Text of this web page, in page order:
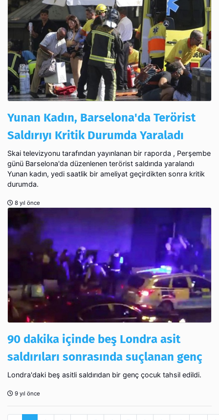
Yunan Kadın, Barselona'da Terörist
Saldırıyı Kritik Durumda Yaraladı
Skai televizyonu tarafından yayınlanan bir raporda , Perşembe
günü Barselona'da düzenlenen terörist saldırıda yaralandı
Yunan kadın, yedi saatlik bir ameliyat geçirdikten sonra kritik
durumda.
8 yıl önce
90 dakika içinde beş Londra asit
saldırıları sonrasında suçlanan genç
Londra'daki beş asitli saldırıdan bir genç çocuk tahsil edildi.
9 yıl önce